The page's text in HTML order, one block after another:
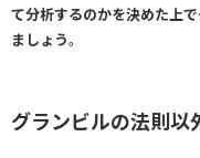
て分析するのかを決めた上
ましょう。
グランビルの法則以